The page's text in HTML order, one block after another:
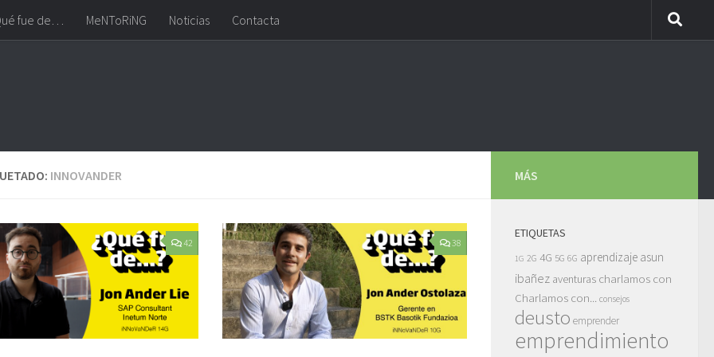
fue de… MeNToRiNG Noticias Contacta
INNOVANDER
42 38
MÁS
ETIQUETAS
1G 2G 4G 5G 6G aprendizaje asun
ibañez aventuras charlamos con
Charlamos con... consejos
deusto emprender
emprendimiento